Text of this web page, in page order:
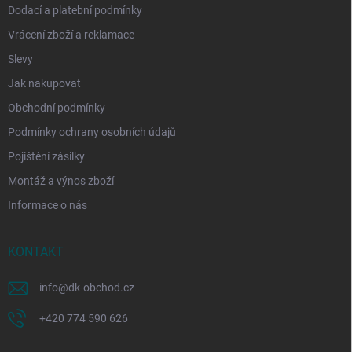
Dodací a platební podmínky
Vrácení zboží a reklamace
Slevy
Jak nakupovat
Obchodní podmínky
Podmínky ochrany osobních údajů
Pojištění zásilky
Montáž a výnos zboží
Informace o nás
KONTAKT
info@dk-obchod.cz
+420 774 590 626